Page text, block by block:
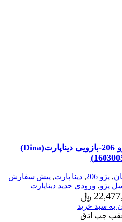
پایه عقب چپ اتاق پژو 206-بازویی دیناپارت(Dina)
, پژو 206 ,دینا پارت, پیش سفارش
پژو, ورودی جدید دیناپارت
﷼
به سبد خرید
عقب چپ اتاق